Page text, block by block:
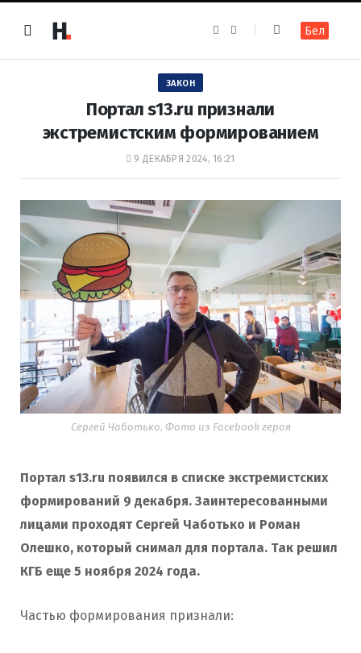
e
k
t
a
m
Бел
ЗАКОН
Портал s13.ru признали
экстремистским формированием
9 ДЕКАБРЯ 2024, 16:21
Сергей Чаботько. Фото из Facebook героя
Портал s13.ru появился в списке экстремистских
формирований 9 декабря. Заинтересованными
лицами проходят Сергей Чаботько и Роман
Олешко, который снимал для портала. Так решил
КГБ еще 5 ноября 2024 года.
Частью формирования признали: